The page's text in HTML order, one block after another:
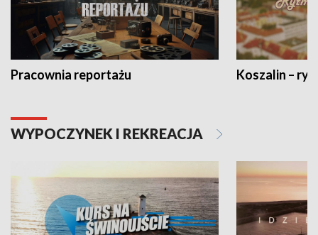
Pracownia reportażu Koszalin –
WYPOCZYNEK I REKREACJA